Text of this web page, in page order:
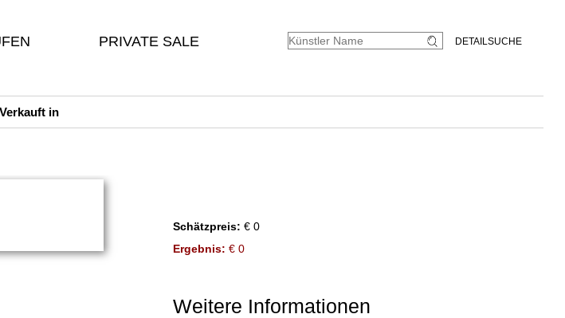
PRIVATE SALE DETAILSUCHE
Verkauft in
Schätzpreis: € 0
Ergebnis: € 0
Weitere Informationen